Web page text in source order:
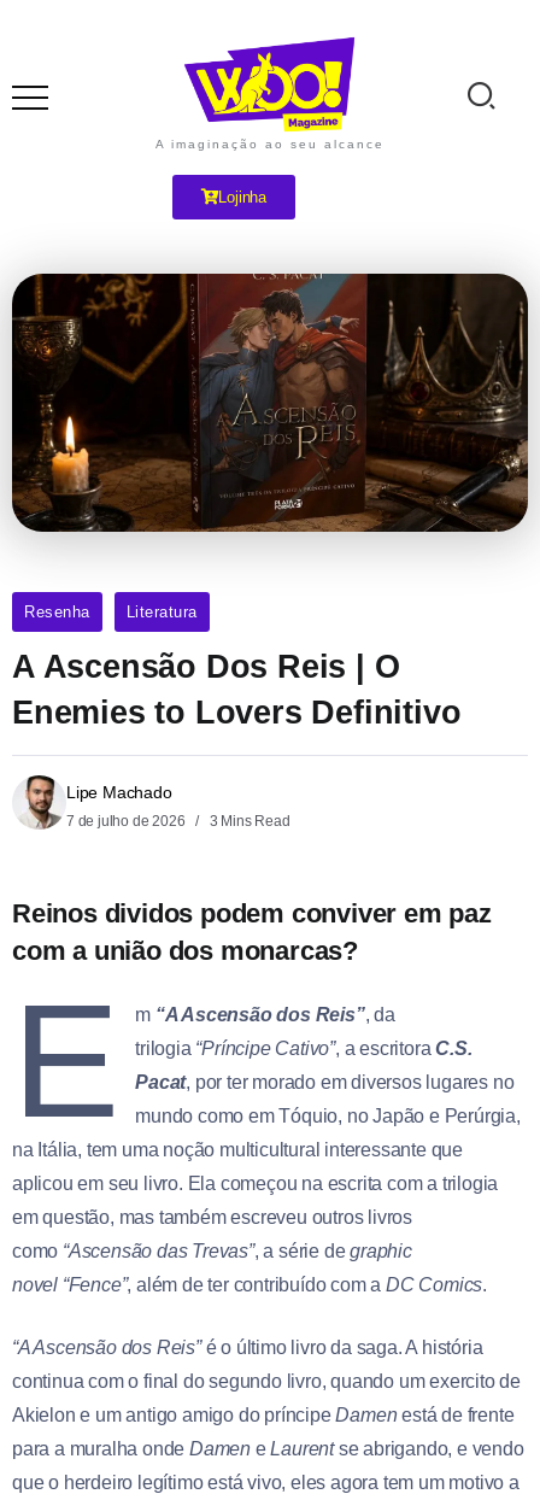
A imaginação ao seu alcance
Lojinha
Resenha Literatura
A Ascensão Dos Reis | O
Enemies to Lovers Definitivo
Lipe Machado
7 de julho de 2026 3 Mins Read
Reinos dividos podem conviver em paz
com a união dos monarcas?
E m “A Ascensão dos Reis”, da
trilogia “Príncipe Cativo”, a escritoraC.S.
Pacat, por ter morado em diversos lugares no
mundo como em Tóquio, no Japão e Perúrgia,
na Itália, tem uma noção multicultural interessante que
aplicou em seu livro. Ela começou na escrita com a trilogia
em questão, mas também escreveu outros livros
como “Ascensão das Trevas”, a série degraphic
novel “Fence”, além de ter contribuído com aDC Comics.
“A Ascensão dos Reis”é o último livro da saga. A história
continua com o final do segundo livro, quando um exercito de
Akielon e um antigo amigo do príncipeDamenestá de frente
para a muralha ondeDamen eLaurentse abrigando, e vendo
que o herdeiro legítimo está vivo, eles agora tem um motivo a